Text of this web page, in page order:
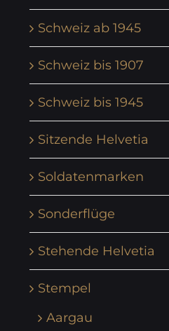
Schweiz ab 1945
Schweiz bis 1907
Schweiz bis 1945
Sitzende Helvetia
Soldatenmarken
Sonderflüge
Stehende Helvetia
Stempel
Aargau